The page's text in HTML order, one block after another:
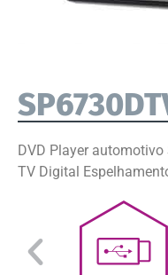
DVD Player
TV Digital